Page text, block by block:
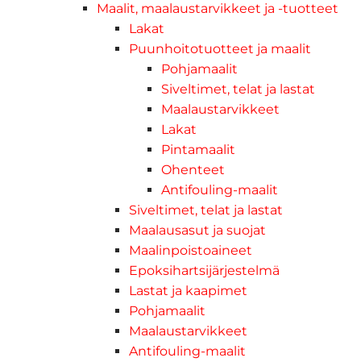
Maalit, maalaustarvikkeet ja -tuotteet
Lakat
Puunhoitotuotteet ja maalit
Pohjamaalit
Siveltimet, telat ja lastat
Maalaustarvikkeet
Lakat
Pintamaalit
Ohenteet
Antifouling-maalit
Siveltimet, telat ja lastat
Maalausasut ja suojat
Maalinpoistoaineet
Epoksihartsijärjestelmä
Lastat ja kaapimet
Pohjamaalit
Maalaustarvikkeet
Antifouling-maalit